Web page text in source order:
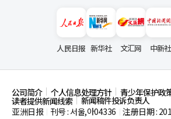
人民日报 新华社 文汇网 中新社
公司简介 个人信息处理方针 青少年保护政
读者提供新闻线索
新闻稿件投诉负责人
亚洲日报
刊号 : 서울,아04336 注册日期 :